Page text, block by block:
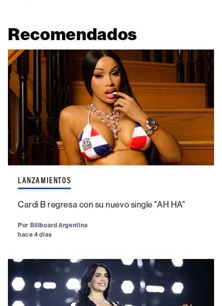
Recomendados
LANZAMIENTOS
Cardi B regresa con su nuevo single "AH HA"
Por Billboard Argentina
hace 4 días